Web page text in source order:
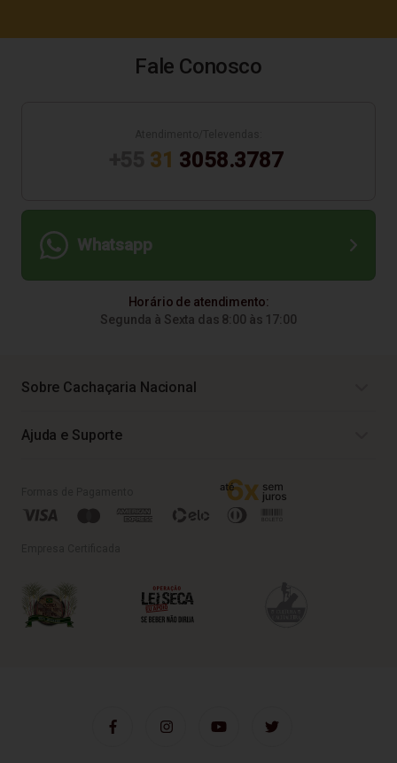
Fale Conosco
31 3058.3787
Whatsapp
Horário de atendimento:
Segunda à Sexta das 8:00 às 17:00
Sobre Cachaçaria Nacional
Ajuda e Suporte